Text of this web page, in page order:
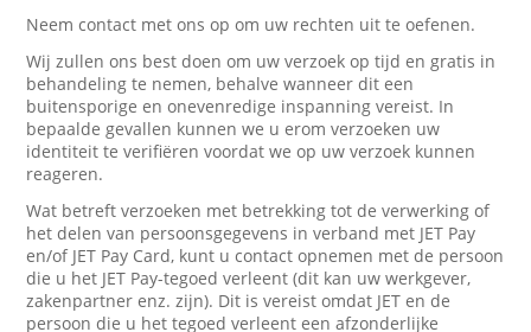
Neem contact met ons op om uw rechten uit te oefenen.
Wij zullen ons best doen om uw verzoek op tijd en gratis in
behandeling te nemen, behalve wanneer dit een
buitensporige en onevenredige inspanning vereist. In
bepaalde gevallen kunnen we u erom verzoeken uw
identiteit te verifiëren voordat we op uw verzoek kunnen
reageren.
Wat betreft verzoeken met betrekking tot de verwerking of
het delen van persoonsgegevens in verband met JET Pay
en/of JET Pay Card, kunt u contact opnemen met de persoon
die u het JET Pay-tegoed verleent (dit kan uw werkgever,
zakenpartner enz. zijn). Dit is vereist omdat JET en de
persoon die u het tegoed verleent een afzonderlijke